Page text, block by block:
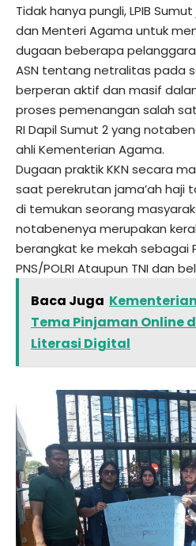
Tidak hanya pungli, LPIB
dan Menteri Agama untuk
dugaan beberapa
ASN tentang netralitas pada
berperan aktif dan masif
proses pemenangan salah
RI Dapil Sumut 2 yang
ahli Kementerian Agama.
Dugaan praktik KKN secara
saat perekrutan jama’ah haji
di temukan seorang
notabenenya merupakan
berangkat ke mekah sebagai
PNS/POLRI Ataupun TNI dan
Baca Juga
Tema Pinjaman Online
Literasi Digital